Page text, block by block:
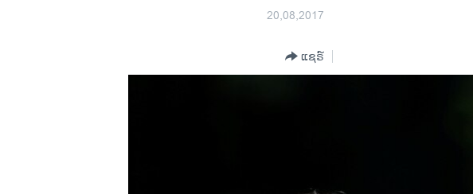
20,08,2017
ແຊຣ໌